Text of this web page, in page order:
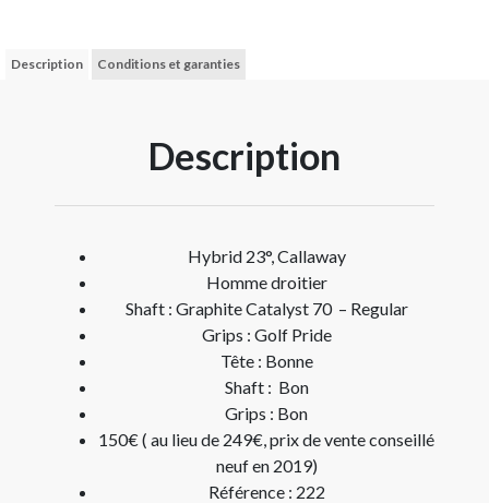
Description Conditions et garanties
Description
Hybrid 23°, Callaway
Homme droitier
Shaft : Graphite Catalyst 70 – Regular
Grips : Golf Pride
Tête : Bonne
Shaft : Bon
Grips : Bon
150€ ( au lieu de 249€, prix de vente conseillé
neuf en 2019)
Référence : 222